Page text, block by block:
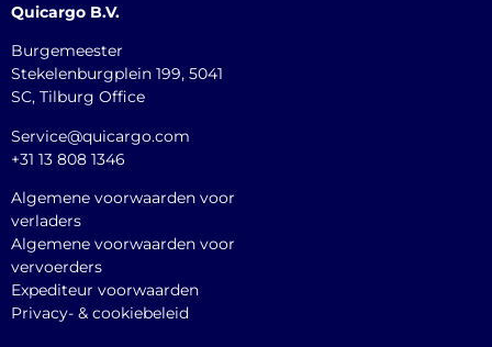
Quicargo B.V.
Burgemeester
Stekelenburgplein 199, 5041
SC, Tilburg Office
Service@quicargo.com
+31 13 808 1346
Algemene voorwaarden voor
verladers
Algemene voorwaarden voor
vervoerders
Expediteur voorwaarden
Privacy- & cookiebeleid